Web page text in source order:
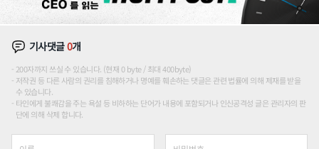
기사댓글0개
200자까지 쓰실 수 있습니다. (현재 0 byte / 최대 400byte)
저작권 등 다른 사람의 권리를 침해하거나 명예를 훼손하는 댓글은 관련 법률에 의해 제재를 받을
수 있습니다.
타인에게 불쾌감을 주는 욕설 등 비하하는 단어가 내용에 포함되거나 인신공격성 글은 관리자의 판
단에 의해 삭제 합니다.